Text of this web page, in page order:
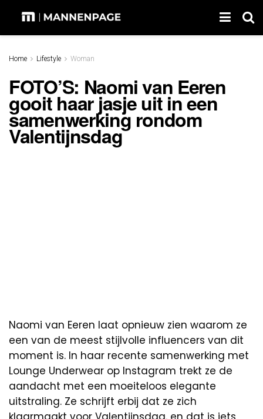
Home Lifestyle Woman
FOTO’S: Naomi van Eeren
gooit haar jasje uit in een
samenwerking rondom
Valentijnsdag
Naomi van Eeren laat opnieuw zien waarom ze
een van de meest stijlvolle influencers van dit
moment is. In haar recente samenwerking met
Lounge Underwear op Instagram trekt ze de
aandacht met een moeiteloos elegante
uitstraling. Ze schrijft erbij dat ze zich